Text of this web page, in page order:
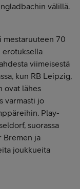
välillä.
mestaruuteen 70
erotuksella
viimeisestä
kun RB Leipzig,
ovat lähes
varmasti jo
Play-
suorassa
Bremen ja
joukkueita